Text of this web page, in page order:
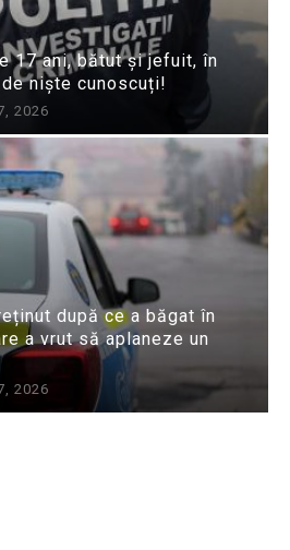
17 ani, bătut și jefuit, în
niște cunoscuți!
2026
după ce a băgat în
a vrut să aplaneze un
2026